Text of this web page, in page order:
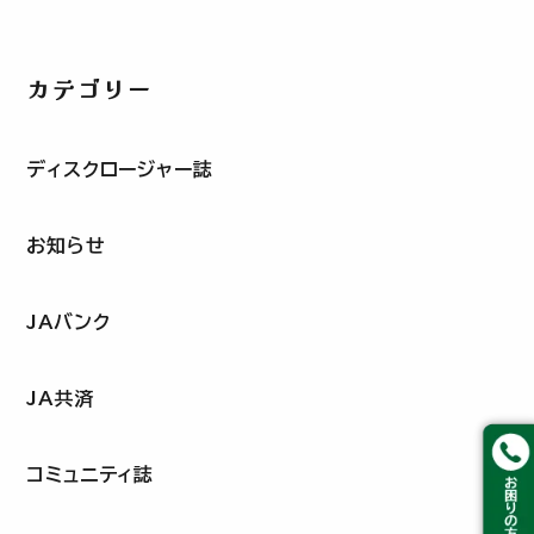
カテゴリー
ディスクロージャー誌
お知らせ
JAバンク
JA共済
コミュニティ誌